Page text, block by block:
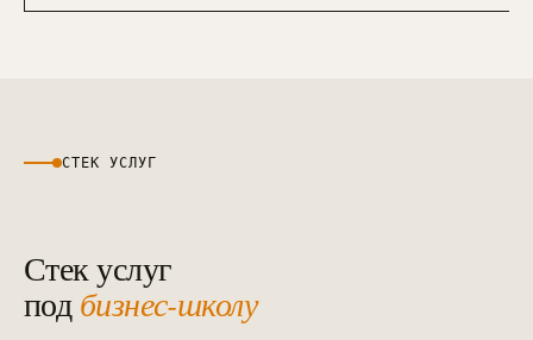
СТЕК УСЛУГ
Стек услуг
подбизнес-школу